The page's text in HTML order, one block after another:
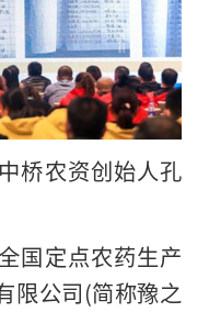
桥农资创始人孔
国定点农药生产
限公司(简称豫之